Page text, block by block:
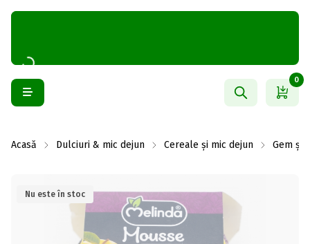
0
Acasă Dulciuri & mic dejun Cereale și mic dejun Gem și
Nu este în stoc